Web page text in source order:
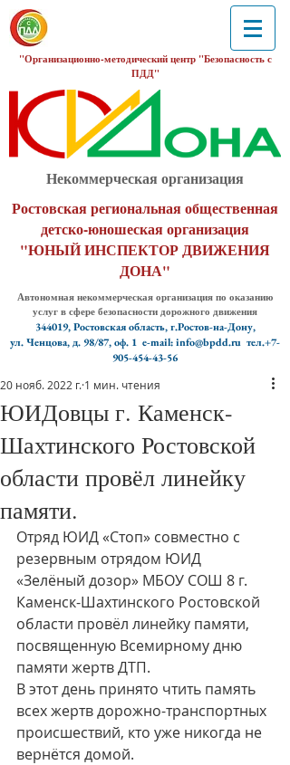
"Организационно-методический центр "Безопасность с
ПДД"
Некоммерческая организация
Ростовская региональная общественная
детско-юношеская организация
"ЮНЫЙ ИНСПЕКТОР ДВИЖЕНИЯ
ДОНА"
Автономная некоммерческая организация по оказанию
услуг в сфере безопасности дорожного движения
344019, Ростовская область, г.Ростов-на-Дону,
ул. Ченцова, д. 98/87, оф. 1 e-mail: info@bpdd.ru тел.+7-
905-454-43-56
ЮИДовцы г. Каменск-
Шахтинского Ростовской
области провёл линейку
памяти.
20 нояб. 2022 г. 1 мин. чтения
Отряд ЮИД «Стоп» совместно с
резервным отрядом ЮИД
«Зелёный дозор» МБОУ СОШ 8 г.
Каменск-Шахтинского Ростовской
области провёл линейку памяти,
посвященную Всемирному дню
памяти жертв ДТП.
В этот день принято чтить память
всех жертв дорожно-транспортных
происшествий, кто уже никогда не
вернëтся домой.